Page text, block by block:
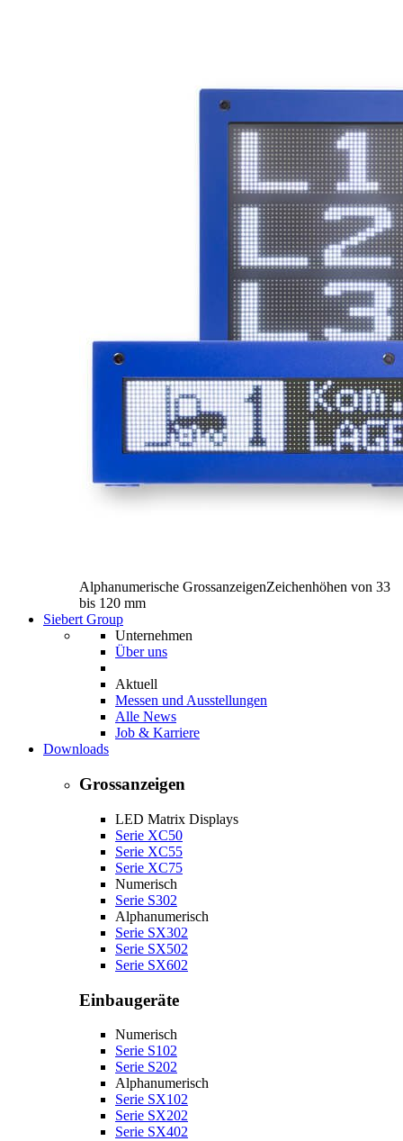
Alphanumerische GrossanzeigenZeichenhöhen von 33
bis 120 mm
Siebert Group
Unternehmen
Über uns
Aktuell
Messen und Ausstellungen
Alle News
Job & Karriere
Downloads
Grossanzeigen
LED Matrix Displays
Serie XC50
Serie XC55
Serie XC75
Numerisch
Serie S302
Alphanumerisch
Serie SX302
Serie SX502
Serie SX602
Einbaugeräte
Numerisch
Serie S102
Serie S202
Alphanumerisch
Serie SX102
Serie SX202
Serie SX402